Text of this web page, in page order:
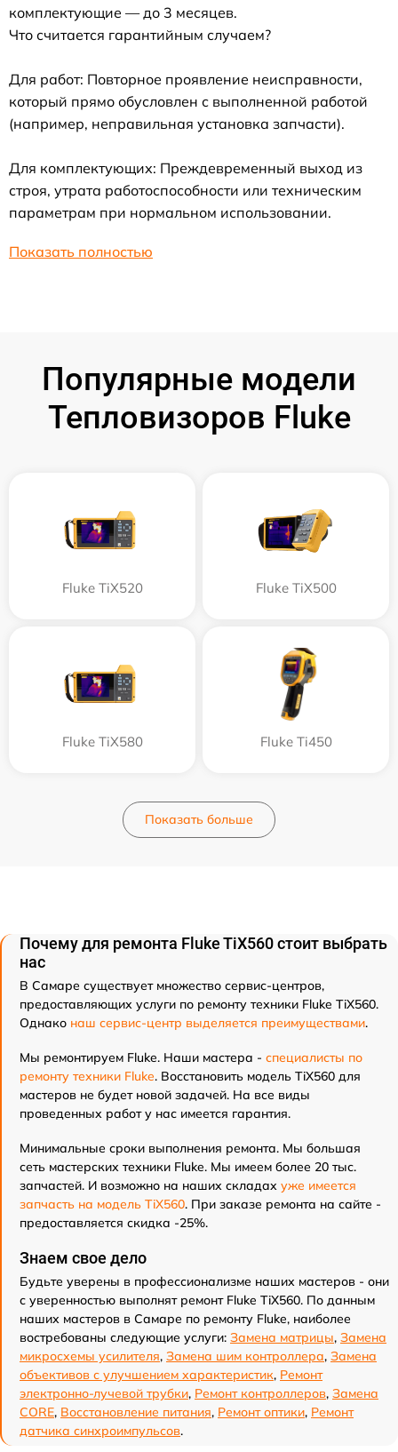
комплектующие — до 3 месяцев.
Что считается гарантийным случаем?
Для работ: Повторное проявление неисправности,
который прямо обусловлен с выполненной работой
(например, неправильная установка запчасти).
Для комплектующих: Преждевременный выход из
строя, утрата работоспособности или техническим
параметрам при нормальном использовании.
Показать полностью
Популярные модели
Тепловизоров Fluke
Fluke TiX520 Fluke TiX500
Fluke TiX580 Fluke Ti450
Показать больше
Почему для ремонта Fluke TiX560 стоит выбрать
нас
В Самаре существует множество сервис-центров,
предоставляющих услуги по ремонту техники Fluke TiX560.
Однако наш сервис-центр выделяется преимуществами.
Мы ремонтируем Fluke. Наши мастера - специалисты по
ремонту техники Fluke. Восстановить модель TiX560 для
мастеров не будет новой задачей. На все виды
проведенных работ у нас имеется гарантия.
Минимальные сроки выполнения ремонта. Мы большая
сеть мастерских техники Fluke. Мы имеем более 20 тыс.
запчастей. И возможно на наших складах уже имеется
запчасть на модель TiX560. При заказе ремонта на сайте -
предоставляется скидка -25%.
Знаем свое дело
Будьте уверены в профессионализме наших мастеров - они
с уверенностью выполнят ремонт Fluke TiX560. По данным
наших мастеров в Самаре по ремонту Fluke, наиболее
востребованы следующие услуги: Замена матрицы, Замена
микросхемы усилителя, Замена шим контроллера, Замена
объективов с улучшением характеристик, Ремонт
электронно-лучевой трубки, Ремонт контроллеров, Замена
CORE, Восстановление питания, Ремонт оптики, Ремонт
датчика синхроимпульсов.